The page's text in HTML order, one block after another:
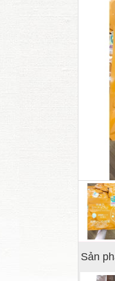
Sản